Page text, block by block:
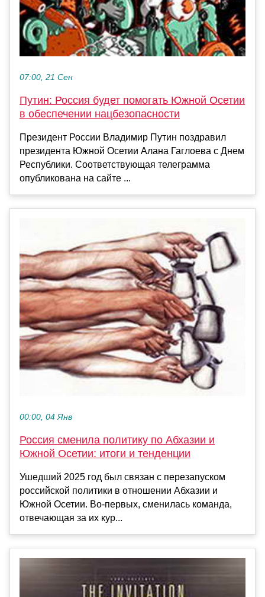
07:00, 21 Сен
Путин: Россия будет помогать Южной Осетии
в обеспечении нацбезопасности
Президент России Владимир Путин поздравил
президента Южной Осетии Алана Гаглоева с Днем
Республики. Соответствующая телеграмма
опубликована на сайте ...
00:00, 04 Янв
Россия сменила политику по Абхазии и
Южной Осетии: итоги и тенденции
Ушедший 2025 год был связан с перезапуском
российской политики в отношении Абхазии и
Южной Осетии. Во-первых, сменилась команда,
отвечающая за их кур...